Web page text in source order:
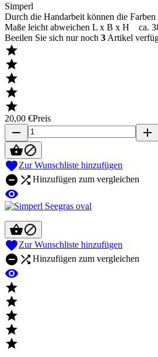
Simperl
Durch die Handarbeit können die Farben
Maße leicht abweichen L x B x H ca.
Beeilen Sie sich nur noch 3 Artikel





20,00 €Preis
remove
add

Zur Wunschliste hinzufügen
  Hinzufügen zum vergleichen


Zur Wunschliste hinzufügen
  Hinzufügen zum vergleichen





